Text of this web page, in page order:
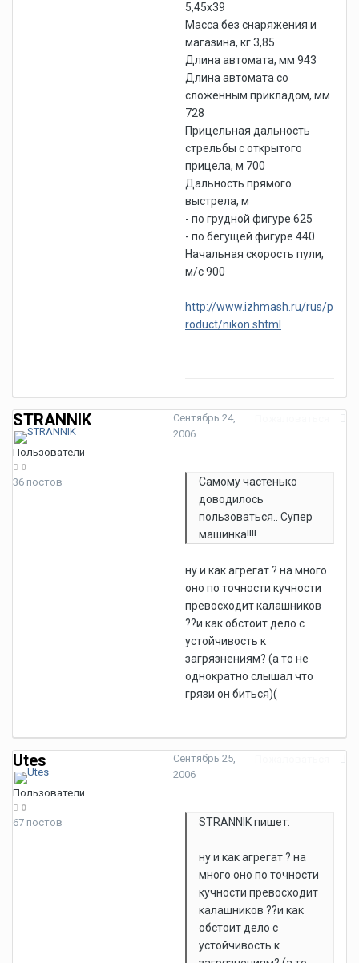
5,45х39
Масса без снаряжения и
магазина, кг 3,85
Длина автомата, мм 943
Длина автомата со
сложенным прикладом, мм
728
Прицельная дальность
стрельбы с открытого
прицела, м 700
Дальность прямого
выстрела, м
- по грудной фигуре 625
- по бегущей фигуре 440
Начальная скорость пули,
м/с 900
http://www.izhmash.ru/rus/p
roduct/nikon.shtml
STRANNIK
Пользователи
0
36 постов
Сентябрь 24,
2006
Самому частенько
доводилось
пользоваться.. Супер
машинка!!!!
ну и как агрегат ? на много
оно по точности кучности
превосходит калашников
??и как обстоит дело с
устойчивость к
загрязнениям? (а то не
однократно слышал что
грязи он биться)(
Utes
Пользователи
0
67 постов
Сентябрь 25,
2006
STRANNIK пишет:
ну и как агрегат ? на
много оно по точности
кучности превосходит
калашников ??и как
обстоит дело с
устойчивость к